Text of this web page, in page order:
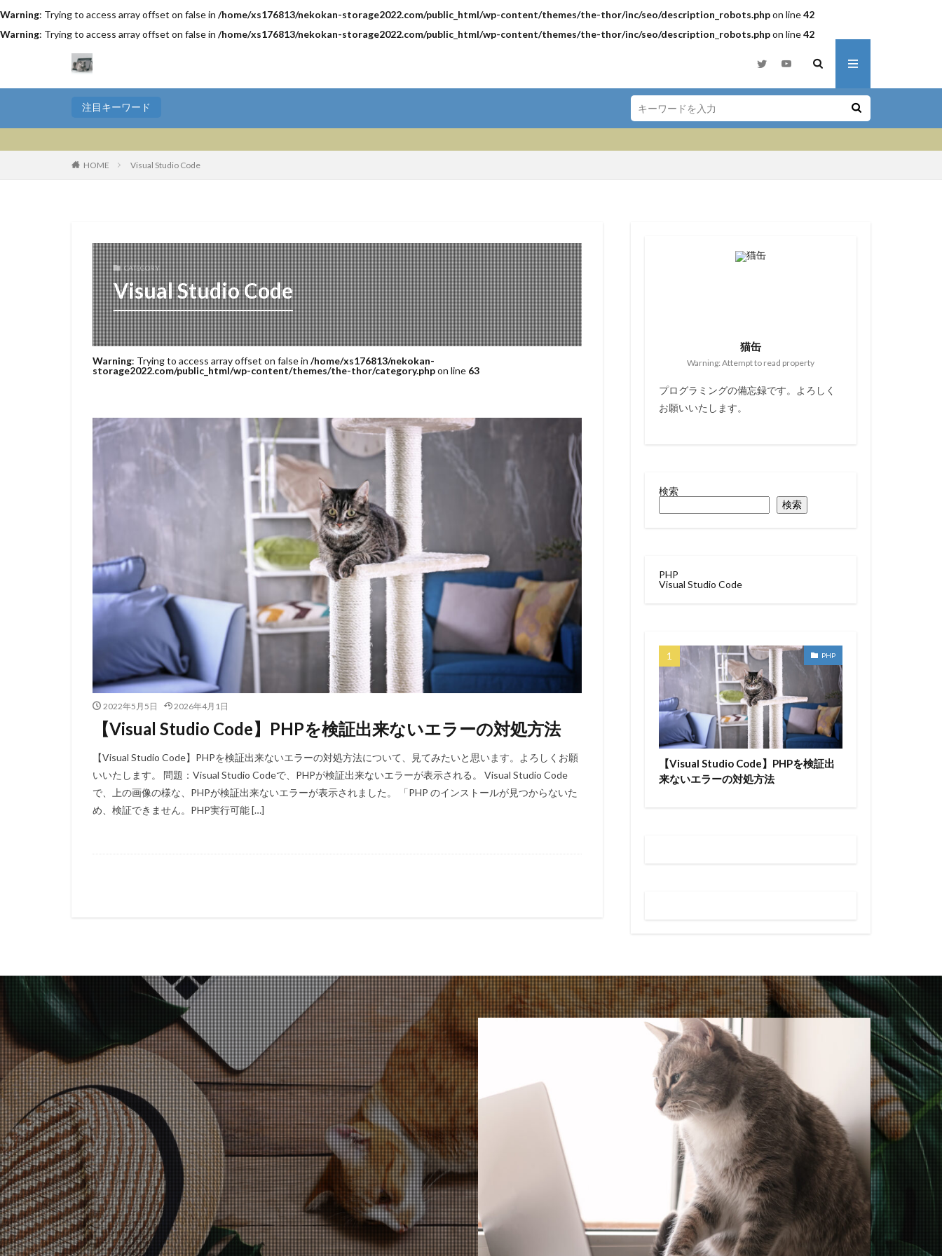
Warning: Trying to access array offset on false in /home/xs176813/nekokan-storage2022.com/public_html/wp-content/themes/the-thor/inc/seo/description_robots.phpon line42
Warning: Trying to access array offset on false in /home/xs176813/nekokan-storage2022.com/public_html/wp-content/themes/the-thor/inc/seo/description_robots.phpon line42
注目キーワード
HOME Visual Studio Code
CATEGORY
Visual Studio Code
Warning: Trying to access array offset on false in /home/xs176813/nekokan-
storage2022.com/public_html/wp-content/themes/the-thor/category.phpon line 63
2022年5月5日 2026年4月1日
【Visual Studio Code】PHPを検証出来ないエラーの対処方法
【Visual Studio Code】PHPを検証出来ないエラーの対処方法について、見てみたいと思います。よろしくお願
いいたします。 問題：Visual Studio Codeで、PHPが検証出来ないエラーが表示される。 Visual Studio Code
で、上の画像の様な、PHPが検証出来ないエラーが表示されました。 「PHP のインストールが見つからないた
め、検証できません。PHP実行可能 […]
猫缶
Warning: Attempt to read property
プログラミングの備忘録です。よろしく
お願いいたします。
検索
検索
PHP
Visual Studio Code
PHP
【Visual Studio Code】PHPを検証出
来ないエラーの対処方法